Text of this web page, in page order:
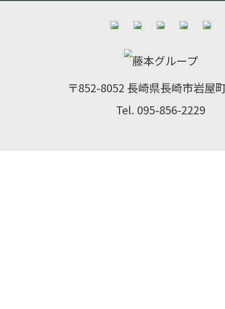
〒852-8052 長崎県長崎市岩屋
Tel. 095-856-2229